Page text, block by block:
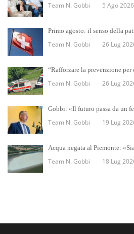
Team N. Gobbi 5 Ago 2026
Primo agosto: il senso della
Team N. Gobbi 26 Lug
“Rafforzare la prevenzione
Team N. Gobbi 26 Lug
Gobbi: «Il futuro passa da un
Team N. Gobbi 19 Lug
Acqua negata al Piemonte:
Team N. Gobbi 18 Lug